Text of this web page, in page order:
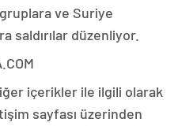
ve Suriye
saldırılar düzenliyor.
içerikler ile ilgili olarak
sayfası üzerinden